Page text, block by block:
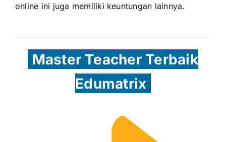
online ini juga memiliki keuntungan lainnya.
Master Teacher Terbaik
Edumatrix